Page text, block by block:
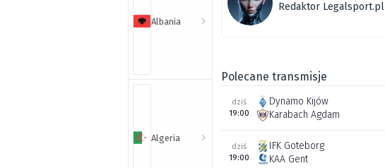
Albania
Algeria
Redaktor Legalsport.pl
Polecane transmisje
dziś
19:00
Dynamo Kijów
Karabach Agdam
dziś
19:00
IFK Goteborg
KAA Gent